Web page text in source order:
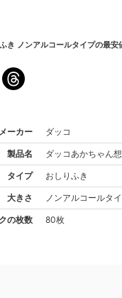
き ノンアルコールタイプの最安
メーカー ダッコ
製品名 ダッコあかちゃん
タイプ おしりふき
大きさ ノンアルコールタ
の枚数 80枚